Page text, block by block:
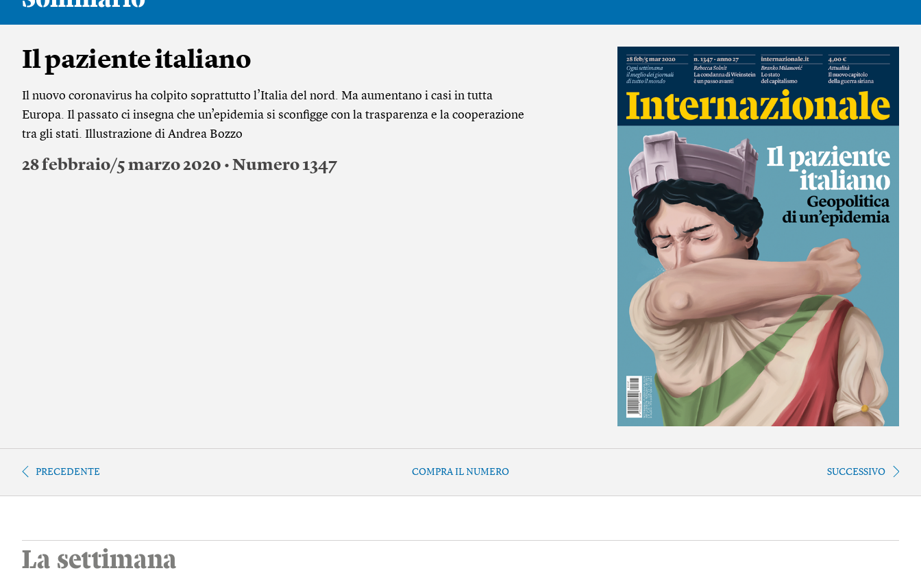
Il paziente italiano
Il nuovo coronavirus ha colpito soprattutto l’Italia del nord. Ma aumentano i casi in tutta
Europa. Il passato ci insegna che un’epidemia si sconfigge con la trasparenza e la cooperazione
tra gli stati. Illustrazione di Andrea Bozzo
28 febbraio/5 marzo 2020 • Numero 1347
PRECEDENTE COMPRA IL NUMERO SUCCESSIVO
La settimana